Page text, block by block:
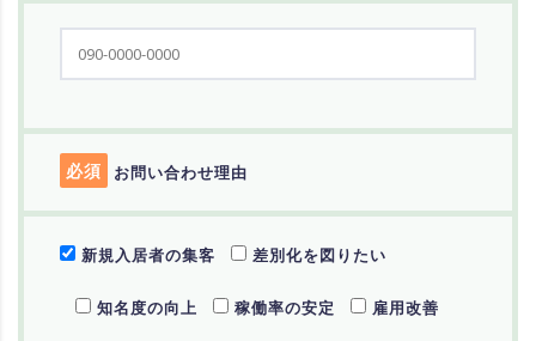
必須 お問い合わせ理由
新規入居者の集客 差別化を図りたい
知名度の向上 稼働率の安定 雇用改善